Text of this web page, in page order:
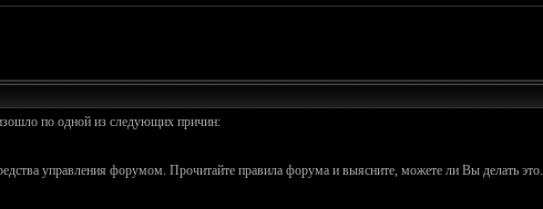
по одной из следующих причин:
управления форумом. Прочитайте правила форума и выясните, можете ли Вы делать это.